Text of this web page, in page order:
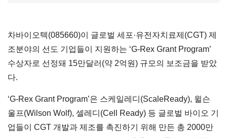
차바이오텍(085660)이 글로벌 세포·유전자치료제(CGT) 제
조분야의 선도 기업들이 지원하는 ‘G-Rex Grant Program’
수상자로 선정돼 15만달러(약 2억원) 규모의 보조금을 받았
다.
‘G-Rex Grant Program’은 스케일레디(ScaleReady), 윌슨
울프(Wilson Wolf), 셀레디(Cell Ready) 등 글로벌 바이오 기
업들이 CGT 개발과 제조를 촉진하기 위해 만든 총 2000만